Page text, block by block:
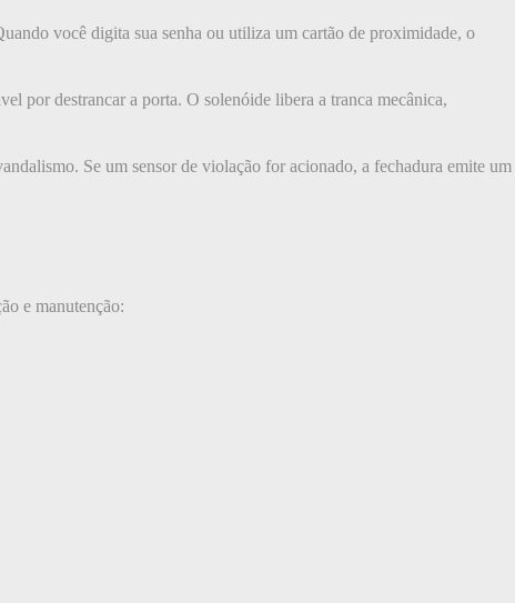
você digita sua senha ou utiliza um cartão de proximidade, o
por destrancar a porta. O solenóide libera a tranca mecânica,
Se um sensor de violação for acionado, a fechadura emite um
e manutenção: